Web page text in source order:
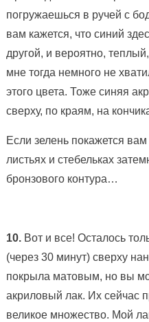
погружаешься в ручей с
вам кажется, что синий
другой, и вероятно,
мне тогда немного не
этого цвета. Тоже синяя
сверху, по краям, на
Если зелень покажется
листьях и стебельках
бронзового контура…
10.Вот и все! Осталось
(через 30 минут) сверху
покрыла матовым, но вы
акриловый лак. Их сейчас
великое множество. Мой